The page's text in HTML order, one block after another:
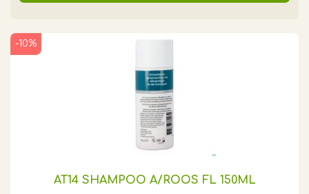
AT14 SHAMPOO A/ROOS FL 150ML
-10%